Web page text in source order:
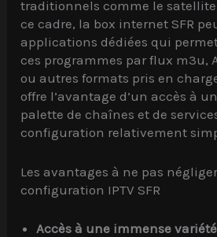
traditionnels comme le satellite
ce cadre, la box internet SFR
applications dédiées qui
ces programmes par flux m3u,
ou autres formats pris en
offre l’avantage d’un accès à
palette de chaînes et de
configuration relativement
Les avantages à ne pas
configuration IPTV SFR
Accès à une immense